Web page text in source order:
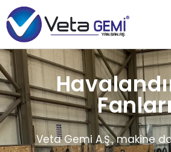
Veta Gemi A.Ş., makine